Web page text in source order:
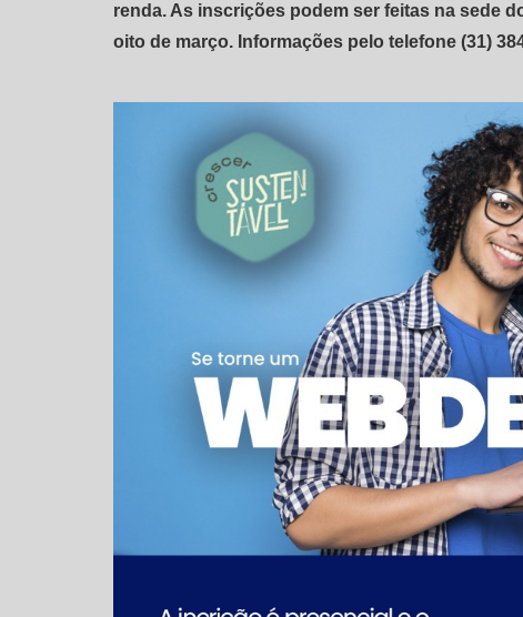
renda. As inscrições podem ser feitas na sede
oito de março. Informações pelo telefone (31)